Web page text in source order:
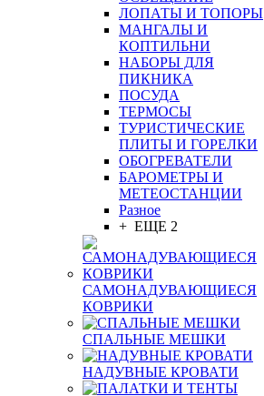
ЛОПАТЫ И ТОПОРЫ
МАНГАЛЫ И
КОПТИЛЬНИ
НАБОРЫ ДЛЯ
ПИКНИКА
ПОСУДА
ТЕРМОСЫ
ТУРИСТИЧЕСКИЕ
ПЛИТЫ И ГОРЕЛКИ
ОБОГРЕВАТЕЛИ
БАРОМЕТРЫ И
МЕТЕОСТАНЦИИ
Разное
+ ЕЩЕ 2
САМОНАДУВАЮЩИЕСЯ
КОВРИКИ
СПАЛЬНЫЕ МЕШКИ
НАДУВНЫЕ КРОВАТИ